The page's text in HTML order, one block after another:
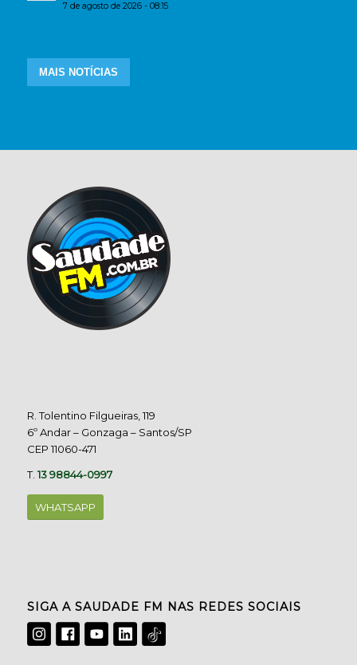
7 de agosto de 2026 - 08:15
MAIS NOTÍCIAS
R. Tolentino Filgueiras, 119
6º Andar – Gonzaga – Santos/SP
CEP 11060-471
T.13 98844-0997
WHATSAPP
SIGA A SAUDADE FM NAS REDES SOCIAIS